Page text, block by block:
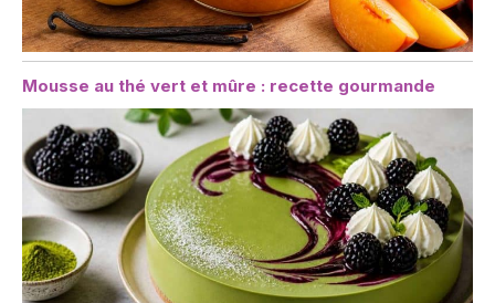
Mousse au thé vert et mûre : recette gourmande